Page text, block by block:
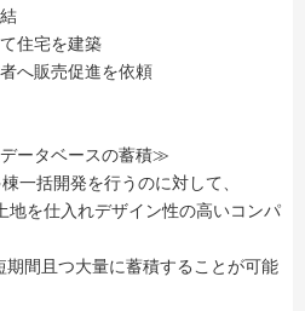
住宅を建築
へ販売促進を依頼
ータベースの蓄積≫
一括開発を行うのに対して、
地を仕入れデザイン性の高いコンパ
間且つ大量に蓄積することが可能